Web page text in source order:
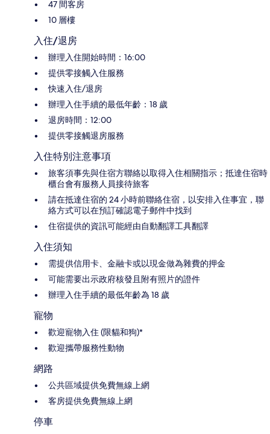
47 間客房
10 層樓
入住/退房
辦理入住開始時間：16:00
提供零接觸入住服務
快速入住/退房
辦理入住手續的最低年齡：18 歲
退房時間：12:00
提供零接觸退房服務
入住特別注意事項
旅客須事先與住宿方聯絡以取得入住相關指示；抵達住宿時
櫃台會有服務人員接待旅客
請在抵達住宿的 24 小時前聯絡住宿，以安排入住事宜，聯
絡方式可以在預訂確認電子郵件中找到
住宿提供的資訊可能經由自動翻譯工具翻譯
入住須知
需提供信用卡、金融卡或以現金做為雜費的押金
可能需要出示政府核發且附有照片的證件
辦理入住手續的最低年齡為 18 歲
寵物
歡迎寵物入住 (限貓和狗)*
歡迎攜帶服務性動物
網路
公共區域提供免費無線上網
客房提供免費無線上網
停車